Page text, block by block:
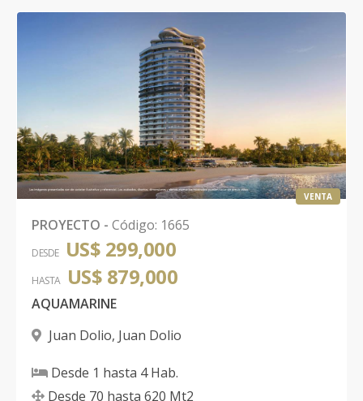
VENTA
PROYECTO - Código: 1665
DESDE US$ 299,000
HASTA US$ 879,000
AQUAMARINE
Juan Dolio, Juan Dolio
Desde 1 hasta 4Hab.
Desde 70 hasta 620 Mt2